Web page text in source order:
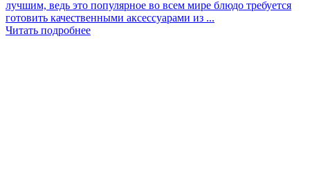
лучшим, ведь это популярное во всем мире блюдо требуется
готовить качественными аксессуарами из ...
Читать подробнее